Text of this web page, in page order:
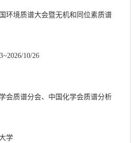
环境质谱大会暨无机和同位素质谱
10/26
会质谱分会、中国化学会质谱分析
学